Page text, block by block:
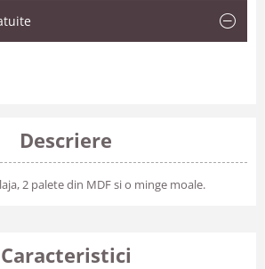
Descriere
2 palete din MDF si o minge moale.
Caracteristici